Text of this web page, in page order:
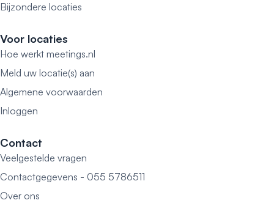
Bijzondere locaties
Voor locaties
Hoe werkt meetings.nl
Meld uw locatie(s) aan
Algemene voorwaarden
Inloggen
Contact
Veelgestelde vragen
Contactgegevens - 055 5786511
Over ons